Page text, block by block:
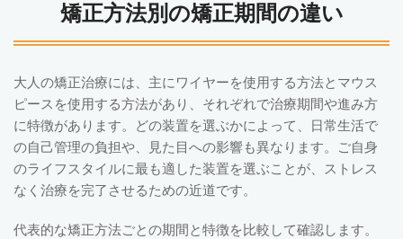
矯正方法別の矯正期間の違い
大人の矯正治療には、主にワイヤーを使用する方法とマウス
ピースを使用する方法があり、それぞれで治療期間や進み方
に特徴があります。どの装置を選ぶかによって、日常生活で
の自己管理の負担や、見た目への影響も異なります。ご自身
のライフスタイルに最も適した装置を選ぶことが、ストレス
なく治療を完了させるための近道です。
代表的な矯正方法ごとの期間と特徴を比較して確認します。